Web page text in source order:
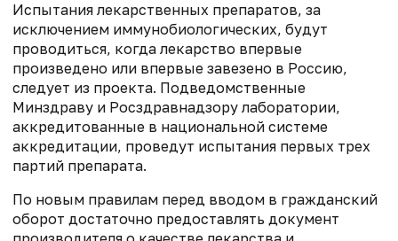
Испытания лекарственных препаратов, за
исключением иммунобиологических, будут
проводиться, когда лекарство впервые
произведено или впервые завезено в Россию,
следует из проекта. Подведомственные
Минздраву и Росздравнадзору лаборатории,
аккредитованные в национальной системе
аккредитации, проведут испытания первых трех
партий препарата.
По новым правилам перед вводом в гражданский
оборот достаточно предоставлять документ